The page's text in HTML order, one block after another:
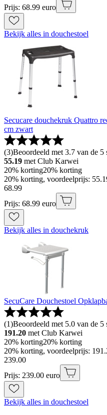
Prijs: 68.99 euro
Bekijk alles in douchestoel
Secucare douchekruk Quattro
cm zwart
(3)Beoordeeld met 3.7 van de
55.19 met Club Karwei
20% korting20% korting
20% korting, voordeelprijs:
68.99
Prijs: 68.99 euro
Bekijk alles in douchekruk
SecuCare Douchestoel
(1)Beoordeeld met 5.0 van de
191.20 met Club Karwei
20% korting20% korting
20% korting, voordeelprijs:
239.00
Prijs: 239.00 euro
Bekijk alles in douchestoel